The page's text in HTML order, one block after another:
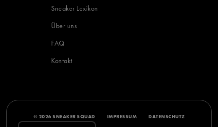
Sneaker Lexikon
Über uns
FAQ
Kontakt
© 2026 SNEAKER SQUAD IMPRESSUM DATENSCHUTZ